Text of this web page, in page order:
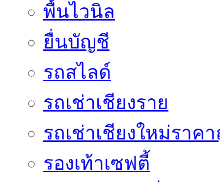
พื้นไวนิล
ยื่นบัญชี
รถสไลด์
รถเช่าเชียงราย
รถเช่าเชียงใหม่ราค
รองเท้าเซฟตี้